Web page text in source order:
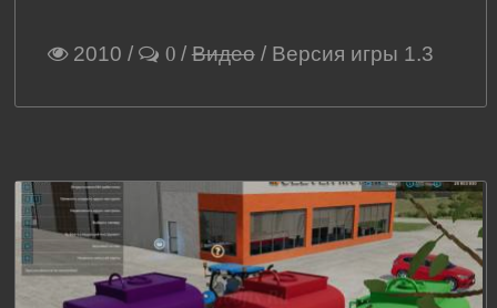
2010 / 0 /Видео/ Версия игры 1.3